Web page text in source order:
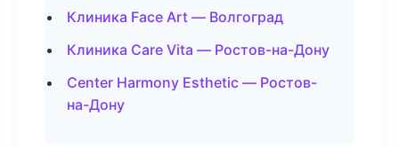
Клиника Face Art — Волгоград
Клиника Care Vita — Ростов-на-Дону
Center Harmony Esthetic — Ростов-
на-Дону